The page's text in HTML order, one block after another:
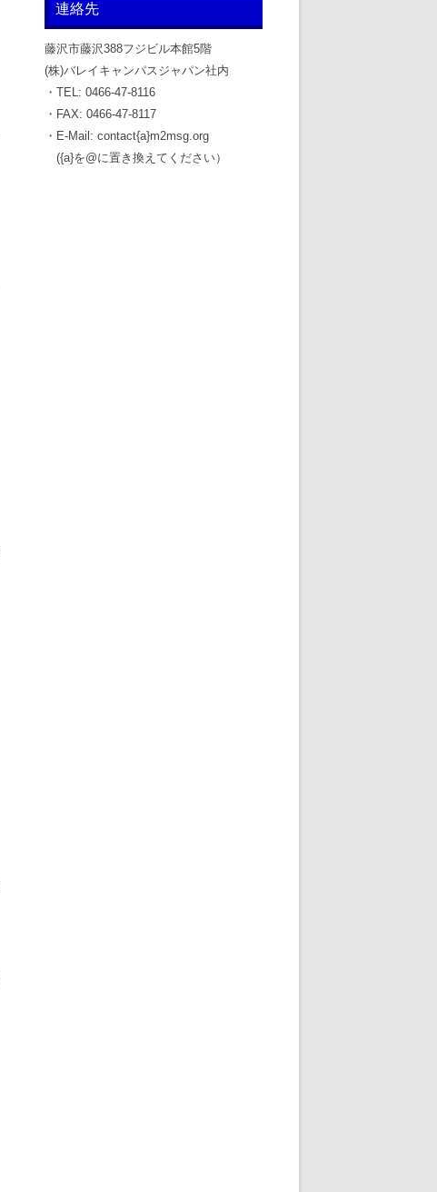
連絡先
藤沢市藤沢388フジビル本館5階
(株)バレイキャンパスジャパン社内
・TEL: 0466-47-8116
・FAX: 0466-47-8117
・E-Mail: contact{a}m2msg.org
({a}を@に置き換えてください）